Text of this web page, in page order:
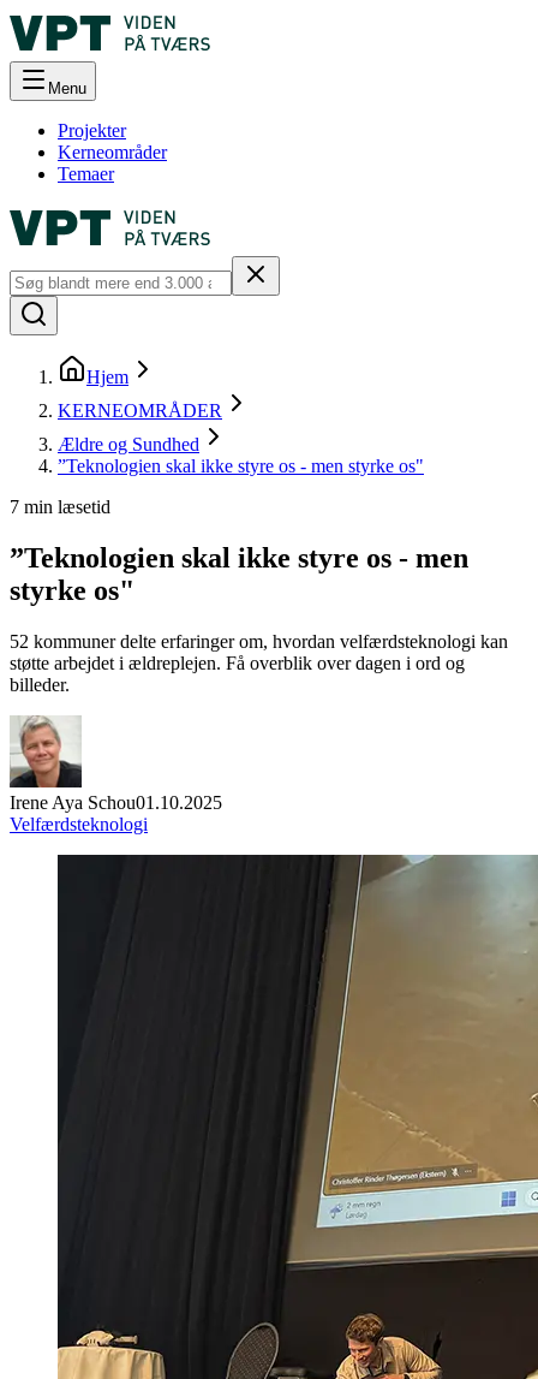
Menu
Projekter
Kerneområder
Temaer
Hjem
KERNEOMRÅDER
Ældre og Sundhed
”Teknologien skal ikke styre os - men styrke os"
7 min læsetid
”Teknologien skal ikke styre os - men
styrke os"
52 kommuner delte erfaringer om, hvordan velfærdsteknologi kan
støtte arbejdet i ældreplejen. Få overblik over dagen i ord og
billeder.
Irene Aya Schou01.10.2025
Velfærdsteknologi